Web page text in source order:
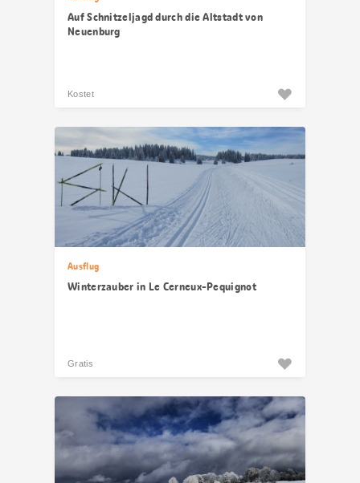
Auf Schnitzeljagd durch die Altstadt von
Neuenburg
Kostet
Ausflug
Winterzauber in Le Cerneux-Pequignot
Gratis